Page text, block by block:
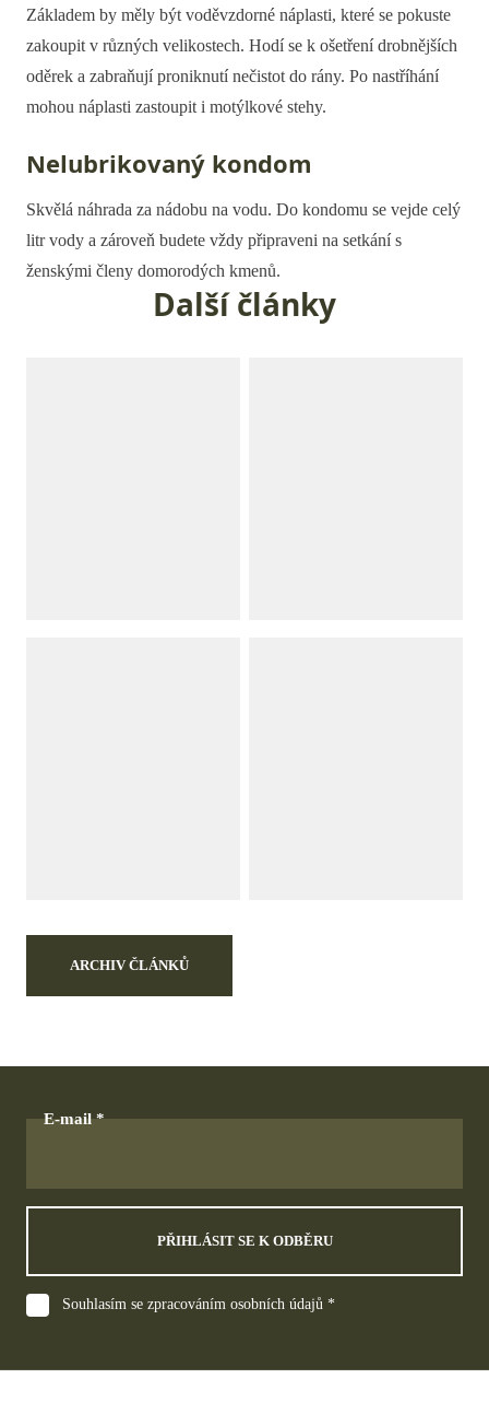
Základem by měly být voděvzdorné náplasti, které se pokuste
zakoupit v různých velikostech. Hodí se k ošetření drobnějších
oděrek a zabraňují proniknutí nečistot do rány. Po nastříhání
mohou náplasti zastoupit i motýlkové stehy.
Nelubrikovaný kondom
Skvělá náhrada za nádobu na vodu. Do kondomu se vejde celý
litr vody a zároveň budete vždy připraveni na setkání s
ženskými členy domorodých kmenů.
Další články
ARCHIV ČLÁNKŮ
E-mail
PŘIHLÁSIT SE K ODBĚRU
Souhlasím se zpracováním osobních údajů *